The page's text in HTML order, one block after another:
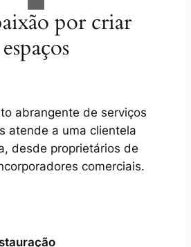
por criar
espaços
abrangente de serviços
atende a uma clientela
desde proprietários de
comerciais.